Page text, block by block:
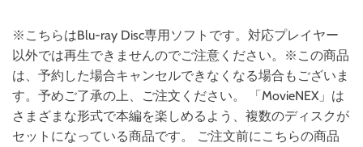
※こちらはBlu-ray Disc専用ソフトです。対応プレイヤー
以外では再生できませんのでご注意ください。※この商品
は、予約した場合キャンセルできなくなる場合もございま
す。予めご了承の上、ご注文ください。 「MovieNEX」は
さまざまな形式で本編を楽しめるよう、複数のディスクが
セットになっている商品です。 ご注文前にこちらの商品